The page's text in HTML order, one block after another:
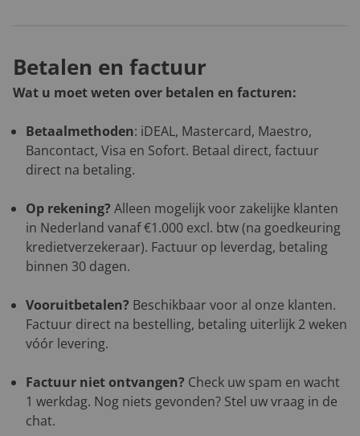
Betalen en factuur
Wat u moet weten over betalen en facturen:
Betaalmethoden: iDEAL, Mastercard, Maestro,
Bancontact, Visa en Sofort. Betaal direct, factuur
direct na betaling.
Op rekening? Alleen mogelijk voor zakelijke klanten
in Nederland vanaf €1.000 excl. btw (na goedkeuring
kredietverzekeraar). Factuur op leverdag, betaling
binnen 30 dagen.
Vooruitbetalen? Beschikbaar voor al onze klanten.
Factuur direct na bestelling, betaling uiterlijk 2 weken
vóór levering.
Factuur niet ontvangen? Check uw spam en wacht
1 werkdag. Nog niets gevonden? Stel uw vraag in de
chat.